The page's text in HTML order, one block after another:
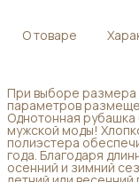
О товаре
При выборе размера
параметров
Однотонная рубашка
мужской моды!
полиэстера
года. Благодаря
осенний и зимний